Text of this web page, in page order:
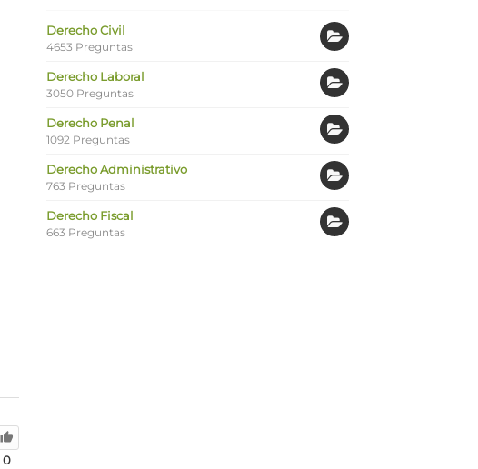
0
Derecho Civil
4653 Preguntas
Derecho Laboral
3050 Preguntas
Derecho Penal
1092 Preguntas
Derecho Administrativo
763 Preguntas
Derecho Fiscal
663 Preguntas